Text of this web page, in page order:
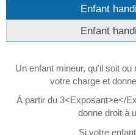
Enfant
Enfant
Un enfant mineur, qu'il soit
votre charge et
À partir du 3<Exposant>e</
donne droit à
Si votre